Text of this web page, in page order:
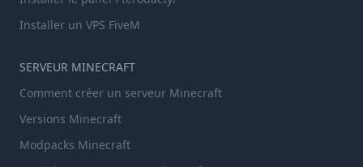
Installer un VPS FiveM
SERVEUR MINECRAFT
Comment créer un serveur Minecraft
Versions Minecraft
Modpacks Minecraft